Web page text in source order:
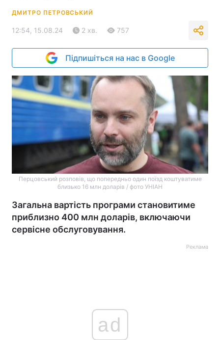
ДМИТРО ПЕТРОВСЬКИЙ
12:54, 15.08.24 2 хв. 757
Підпишіться на нас в Google
Перцовський розповів, що попередньо один поїзд коштуватиме
близько 16 млн доларів / фото УНІАН
Загальна вартість програми становитиме
приблизно 400 млн доларів, включаючи
сервісне обслуговування.
Реклама
ad